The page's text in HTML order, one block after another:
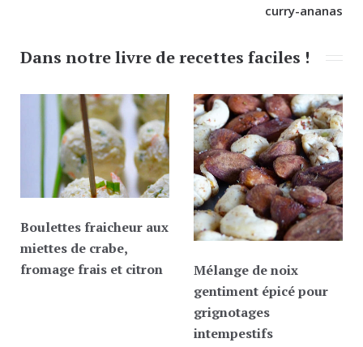
curry-ananas
Dans notre livre de recettes faciles !
Boulettes fraicheur aux
miettes de crabe,
fromage frais et citron
Mélange de noix
gentiment épicé pour
grignotages
intempestifs